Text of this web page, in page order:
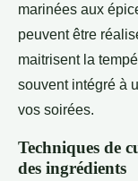
marinées aux
peuvent être
maitrisent la
souvent intégré à
vos soirées.
Techniques de
des ingrédients